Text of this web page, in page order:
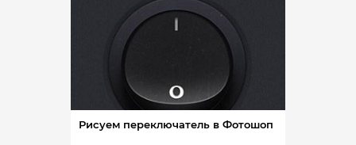
Рисуем переключатель в Фотошоп